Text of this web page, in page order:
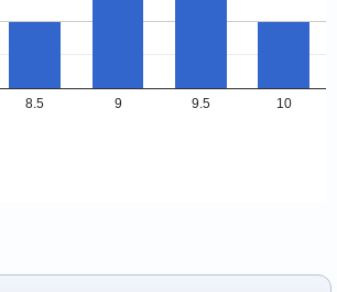
8.5 9 9.5 10